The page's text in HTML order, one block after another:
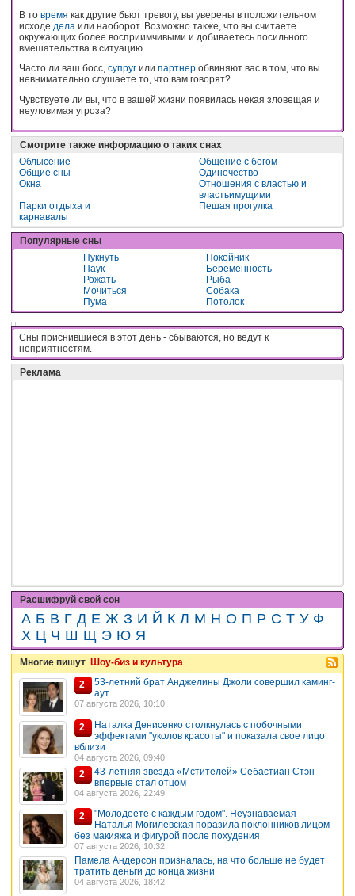
В то время как другие бьют тревогу, вы уверены в положительном
исходе дела или наоборот. Возможно также, что вы считаете
окружающих более восприимчивыми и добиваетесь посильного
вмешательства в ситуацию.
Часто ли ваш босс, супруг или партнер обвиняют вас в том, что вы
невнимательно слушаете то, что вам говорят?
Чувствуете ли вы, что в вашей жизни появилась некая зловещая и
неуловимая угроза?
Смотрите также информацию о таких снах
Облысение
Общение с богом
Общие сны
Одиночество
Окна
Отношения с властью и
властьимущими
Парки отдыха и
карнавалы
Пешая прогулка
Популярные сны
Пукнуть
Покойник
Паук
Беременность
Рожать
Рыба
Мочиться
Собака
Пума
Потолок
Сны приснившиеся в этот день - cбывaютcя, нo вeдyт к
нeпpиятнocтям.
Реклама
Расшифруй свой сон
А Б В Г Д Е Ж З И Й К Л М Н О П Р С Т У Ф
Х Ц Ч Ш Щ Э Ю Я
Многие пишут Шоу-биз и культура
2
53-летний брат Анджелины Джоли совершил каминг-
аут
07 августа 2026, 10:10
2
Наталка Денисенко столкнулась с побочными
эффектами "уколов красоты" и показала свое лицо
вблизи
04 августа 2026, 09:40
2
43-летняя звезда «Мстителей» Себастиан Стэн
впервые стал отцом
04 августа 2026, 22:49
2
"Молодеете с каждым годом". Неузнаваемая
Наталья Могилевская поразила поклонников лицом
без макияжа и фигурой после похудения
07 августа 2026, 10:32
Памела Андерсон призналась, на что больше не будет
тратить деньги до конца жизни
04 августа 2026, 18:42